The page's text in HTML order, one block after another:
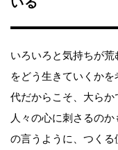
いろいろと気持ちが
をどう生きていくか
代だからこそ、大らか
人々の心に刺さるの
の言うように、つく